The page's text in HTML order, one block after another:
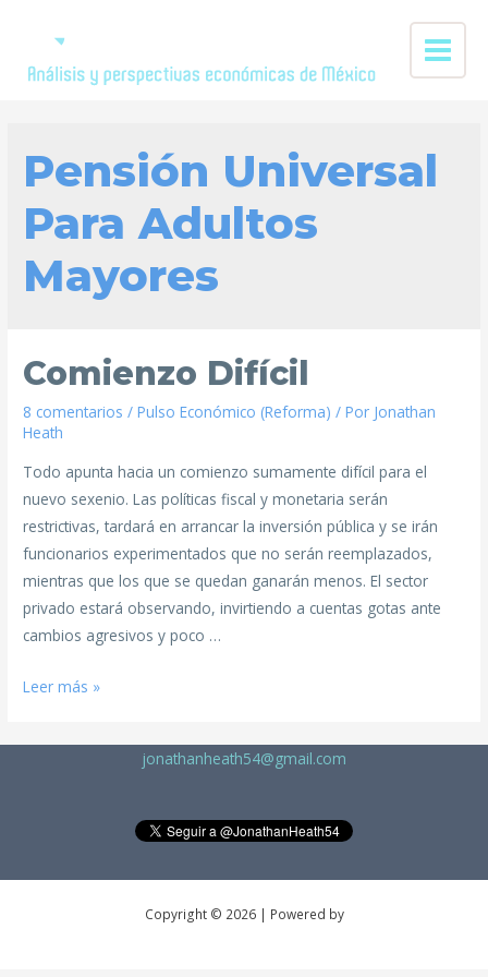
Pensión Universal
Para Adultos
Mayores
Comienzo Difícil
8 comentarios /Pulso Económico (Reforma) / Por Jonathan
Heath
Todo apunta hacia un comienzo sumamente difícil para el
nuevo sexenio. Las políticas fiscal y monetaria serán
restrictivas, tardará en arrancar la inversión pública y se irán
funcionarios experimentados que no serán reemplazados,
mientras que los que se quedan ganarán menos. El sector
privado estará observando, invirtiendo a cuentas gotas ante
cambios agresivos y poco …
Leer más »
jonathanheath54@gmail.com
Copyright © 2026 | Powered by